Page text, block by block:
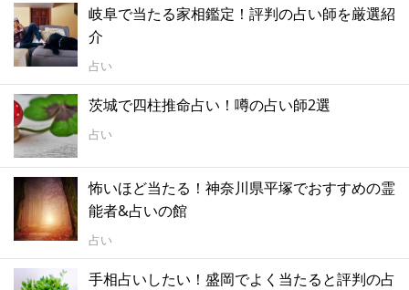
岐阜で当たる家相鑑定！評判の占い師を厳選紹
介
占い
茨城で四柱推命占い！噂の占い師2選
占い
怖いほど当たる！神奈川県平塚でおすすめの霊
能者&占いの館
占い
手相占いしたい！盛岡でよく当たると評判の占